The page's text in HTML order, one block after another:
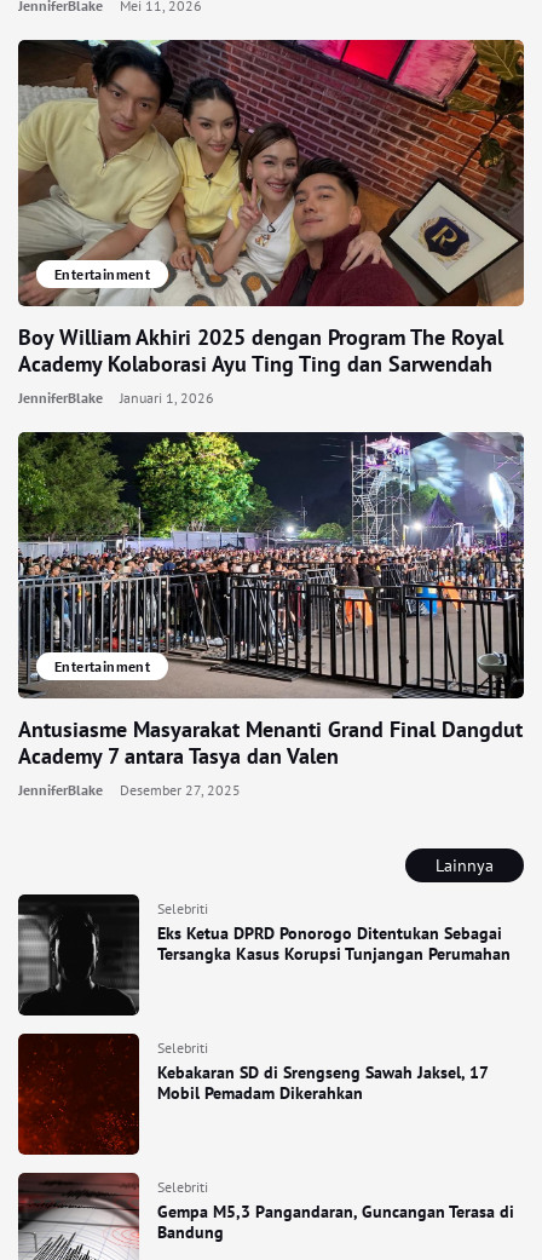
Lainnya
Selebriti
Eks Ketua DPRD Ponorogo Ditentukan Sebagai
Tersangka Kasus Korupsi Tunjangan Perumahan
Selebriti
Kebakaran SD di Srengseng Sawah Jaksel, 17
Mobil Pemadam Dikerahkan
Selebriti
Gempa M5,3 Pangandaran, Guncangan Terasa di
Bandung
JenniferBlake Mei 11, 2026
Entertainment
Boy William Akhiri 2025 dengan Program The Royal
Academy Kolaborasi Ayu Ting Ting dan Sarwendah
JenniferBlake Januari 1, 2026
Entertainment
Antusiasme Masyarakat Menanti Grand Final Dangdut
Academy 7 antara Tasya dan Valen
JenniferBlake Desember 27, 2025